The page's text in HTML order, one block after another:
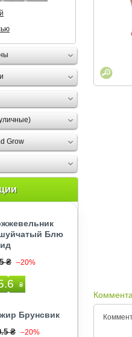
Grow
Блю
₴ –20%
₴
Брунсвик
₴ –20%